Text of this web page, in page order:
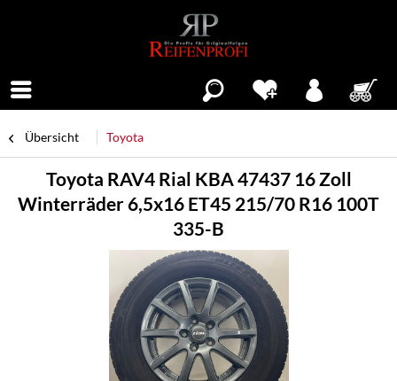
Übersicht Toyota
Toyota RAV4 Rial KBA 47437 16 Zoll
Winterräder 6,5x16 ET45 215/70 R16 100T
335-B